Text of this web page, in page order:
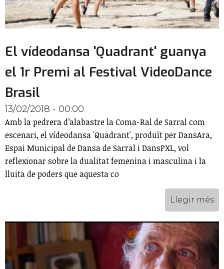
El vídeodansa 'Quadrant' guanya
el 1r Premi al Festival VideoDance
Brasil
13/02/2018 - 00:00
Amb la pedrera d’alabastre la Coma-Ral de Sarral com
escenari, el vídeodansa 'Quadrant', produït per DansAra,
Espai Municipal de Dansa de Sarral i DansPXL, vol
reflexionar sobre la dualitat femenina i masculina i la
lluita de poders que aquesta co
Llegir més